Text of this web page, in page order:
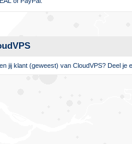
jij klant (geweest) van CloudVPS? Deel je